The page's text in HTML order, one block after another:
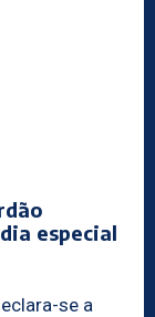
especial
se a